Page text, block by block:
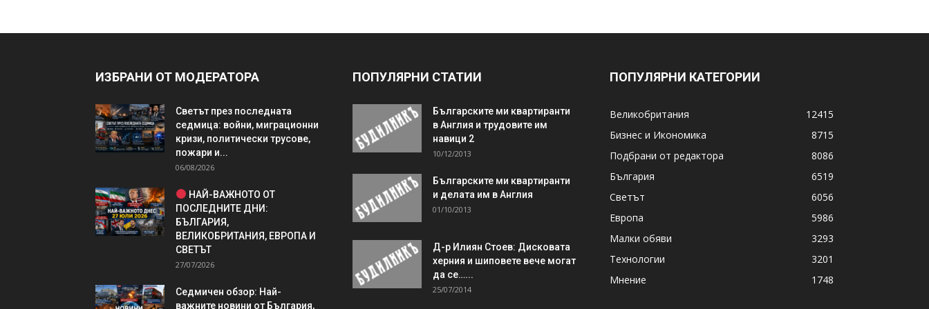
ИЗБРАНИ ОТ МОДЕРАТОРА
Светът през последната
седмица: войни, миграционни
кризи, политически трусове,
пожари и...
06/08/2026
НАЙ-ВАЖНОТО ОТ
ПОСЛЕДНИТЕ ДНИ:
БЪЛГАРИЯ,
ВЕЛИКОБРИТАНИЯ, ЕВРОПА И
СВЕТЪТ
27/07/2026
Седмичен обзор: Най-
важните новини от България,
ПОПУЛЯРНИ СТАТИИ
Българските ми квартиранти
в Англия и трудовите им
навици 2
10/12/2013
Българските ми квартиранти
и делата им в Англия
01/10/2013
Д-р Илиян Стоев: Дисковата
херния и шиповете вече могат
да се…...
25/07/2014
ПОПУЛЯРНИ КАТЕГОРИИ
Великобритания
12415
Бизнес и Икономика
8715
Подбрани от редактора
8086
България
6519
Светът
6056
Европа
5986
Малки обяви
3293
Технологии
3201
Мнение
1748